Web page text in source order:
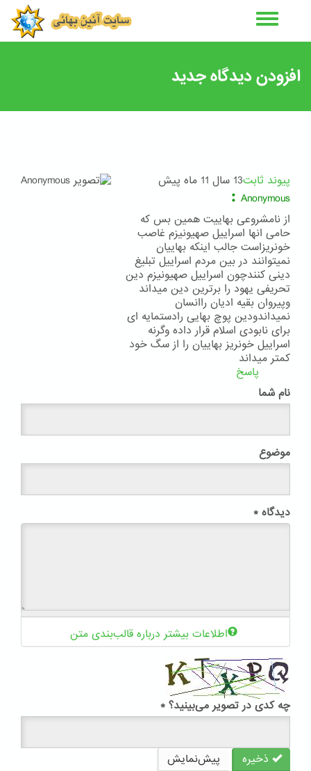
افزودن دیدگاه جدید
پیوند ثابت13 سال 11 ماه پیش
Anonymous
:
از نامشروعی بهاییت همین بس که
حامی انها اسراییل صهیونیزم غاصب
خونریزاست جالب اینکه بهاییان
نمیتوانند در بین مردم اسراییل تبلیغ
دینی کنندچون اسراییل صهیونیزم دین
تحریفی یهود را برترین دین میداند
وپیروان بقیه ادیان راانسان
نمیداندودین پوچ بهایی رادستمایه ای
برای نابودی اسلام قرار داده وگرنه
اسراییل خونریز بهاییان را از سگ خود
کمتر میداند
پاسخ
نام شما
موضوع
دیدگاه *
اطلاعات بیشتر درباره قالب‌بندی متن
چه کدی در تصویر می‌بینید؟ *
ذخیره پیش‌نمایش